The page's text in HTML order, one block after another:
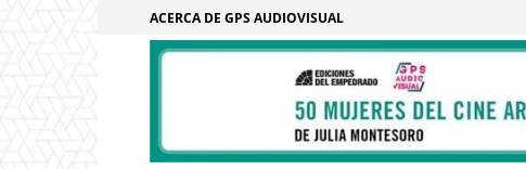
ACERCA DE GPS AUDIOVISUAL